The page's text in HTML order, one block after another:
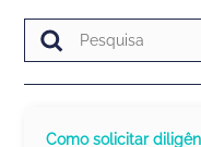
Como solicitar